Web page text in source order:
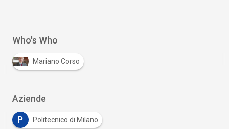
Who's Who
Mariano Corso
Aziende
P Politecnico di Milano